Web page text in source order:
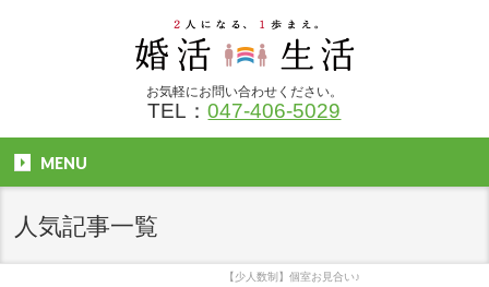
お気軽にお問い合わせください。
TEL：047-406-5029
MENU
人気記事一覧
【少人数制】個室お見合い♪